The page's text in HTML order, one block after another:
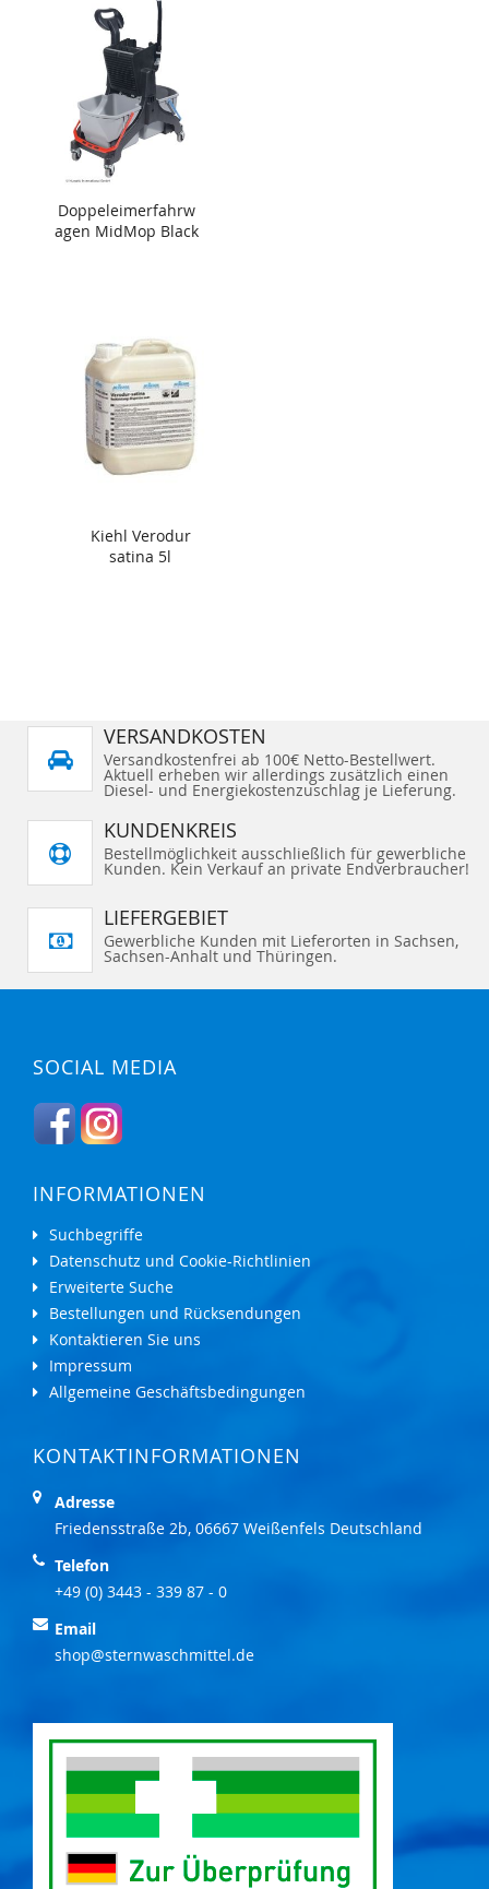
Doppeleimerfahrw
agen MidMop Black
Kiehl Verodur
satina 5l
VERSANDKOSTEN
Versandkostenfrei ab 100€ Netto-Bestellwert.
Aktuell erheben wir allerdings zusätzlich einen
Diesel- und Energiekostenzuschlag je Lieferung.
KUNDENKREIS
Bestellmöglichkeit ausschließlich für gewerbliche
Kunden. Kein Verkauf an private Endverbraucher!
LIEFERGEBIET
Gewerbliche Kunden mit Lieferorten in Sachsen,
Sachsen-Anhalt und Thüringen.
SOCIAL MEDIA
INFORMATIONEN
Suchbegriffe
Datenschutz und Cookie-Richtlinien
Erweiterte Suche
Bestellungen und Rücksendungen
Kontaktieren Sie uns
Impressum
Allgemeine Geschäftsbedingungen
KONTAKTINFORMATIONEN
Adresse
Friedensstraße 2b, 06667 Weißenfels Deutschland
Telefon
+49 (0) 3443 - 339 87 - 0
Email
shop@sternwaschmittel.de